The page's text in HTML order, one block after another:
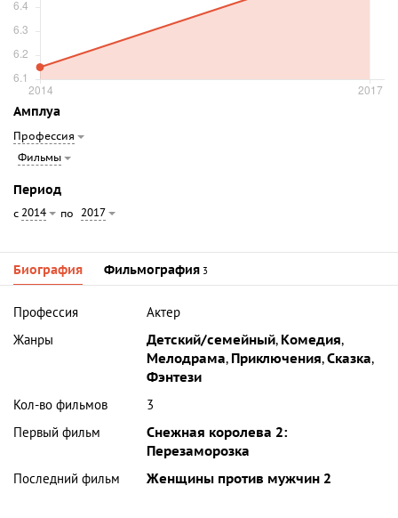
Амплуа
Профессия
Фильмы
Период
с 2014 по 2017
Биография Фильмография 3
Профессия
Актер
Жанры
Детский/семейный, Комедия,
Мелодрама, Приключения,Сказка,
Фэнтези
Кол-во фильмов
3
Первый фильм
Снежная королева 2:
Перезаморозка
Последний фильм
Женщины против мужчин 2